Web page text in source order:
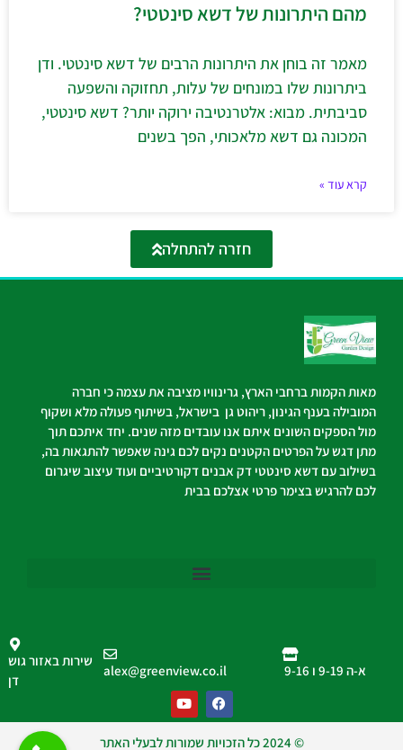
מהם היתרונות של דשא סינטטי?
מאמר זה בוחן את היתרונות הרבים של דשא סינטטי. ודן
ביתרונות שלו במונחים של עלות, תחזוקה והשפעה
סביבתית. מבוא: אלטרנטיבה ירוקה יותר? דשא סינטטי,
המכונה גם דשא מלאכותי, הפך בשנים
קרא עוד »
חזרה להתחלה
מאות הקמות ברחבי הארץ, גרינוויו מציבה את עצמה כי חברה
המובילה בענף הגינון, ריהוט גן בישראל, בשיתוף פעולה מלא ושקוף
מול הספקים השונים איתם אנו עובדים מזה שנים. יחד איתכם תוך
מתן דגש על הפרטים הקטנים נקים לכם גינה שאפשר להתגאות בה,
בשילוב עם דשא סינטטי דק אבנים דקורטיביים ועוד עיצוב שיגרום
לכם להרגיש בצימר פרטי אצלכם בבית
א-ה 9-19 ו 9-16 alex@greenview.co.il
שירות באזור גוש
דן
© 2024 כל הזכויות שמורות לבעלי האתר